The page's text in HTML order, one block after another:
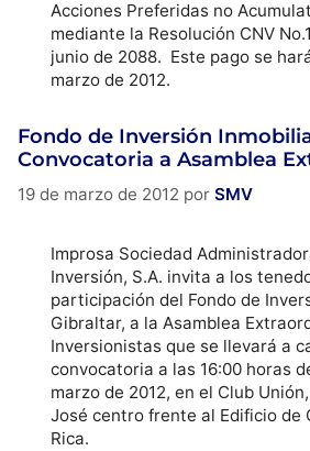
Acciones Preferidas no
mediante la Resolución CNV
junio de 2088. Este pago se
marzo de 2012.
Fondo de Inversión
Convocatoria a Asamblea
19 de marzo de 2012 por SMV
Improsa Sociedad
Inversión, S.A. invita a los
participación del Fondo de
Gibraltar, a la Asamblea
Inversionistas que se llevará a
convocatoria a las 16:00 horas
marzo de 2012, en el Club
José centro frente al Edificio de
Rica.